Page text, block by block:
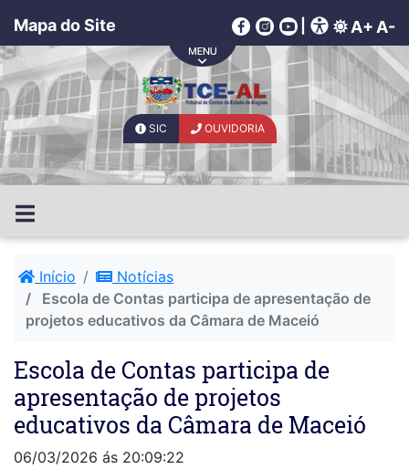
Mapa do Site A+ A-
SIC OUVIDORIA
Início
Notícias
Escola de Contas participa de apresentação de
projetos educativos da Câmara de Maceió
Escola de Contas participa de
apresentação de projetos
educativos da Câmara de Maceió
06/03/2026 ás 20:09:22